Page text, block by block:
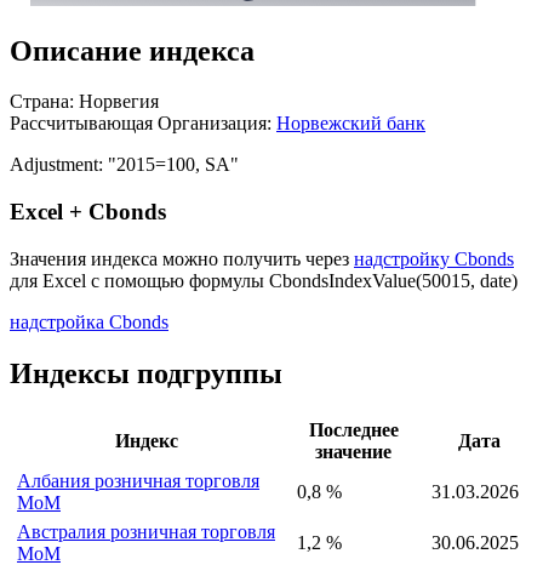
Описание индекса
Страна: Норвегия
Рассчитывающая Организация: Норвежский банк
Adjustment: "2015=100, SA"
Excel + Cbonds
Значения индекса можно получить через надстройку Cbonds
для Excel с помощью формулы CbondsIndexValue(50015, date)
надстройка Cbonds
Индексы подгруппы
Индекс
Последнее
значение
Дата
Албания розничная торговля
MoM
0,8 %
31.03.2026
Австралия розничная торговля
MoM
1,2 %
30.06.2025